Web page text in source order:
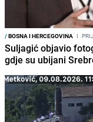
/BOSNA I HERCEGOVINA I
Suljagić objavio
gdje su ubijani